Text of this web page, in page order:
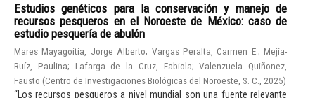
Estudios genéticos para la conservación y manejo de
recursos pesqueros en el Noroeste de México: caso de
estudio pesquería de abulón
Mares Mayagoitia, Jorge Alberto; Vargas Peralta, Carmen E.; Mejía-
Ruíz, Paulina; Lafarga de la Cruz, Fabiola;Valenzuela Quiñonez,
Fausto (Centro de Investigaciones Biológicas del Noroeste, S. C. 2025)
“Los recursos pesqueros a nivel mundial son una fuente relevante